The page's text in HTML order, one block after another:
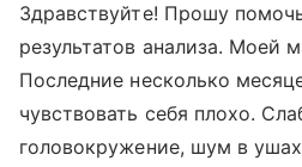
Здравствуйте! Прошу
результатов анализа. Моей
Последние несколько
чувствовать себя плохо.
головокружение, шум в